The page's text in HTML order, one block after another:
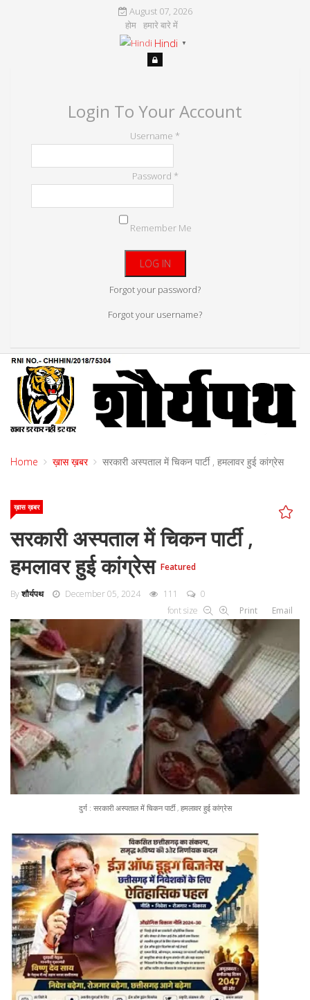
August 07, 2026
होम हमारे बारे में
Hindi ▼
Login To Your Account
Username *
Password *
Remember Me
Forgot your password?
Forgot your username?
Home ख़ास ख़बर सरकारी अस्पताल में चिकन पार्टी , हमलावर हुई कांग्रेस
ख़ास ख़बर
सरकारी अस्पताल में चिकन पार्टी ,
हमलावर हुई कांग्रेस Featured
Byशौर्यपथ December 05, 2024 111
0
font size
Print Email
दुर्ग : सरकारी अस्पताल में चिकन पार्टी , हमलावर हुई कांग्रेस